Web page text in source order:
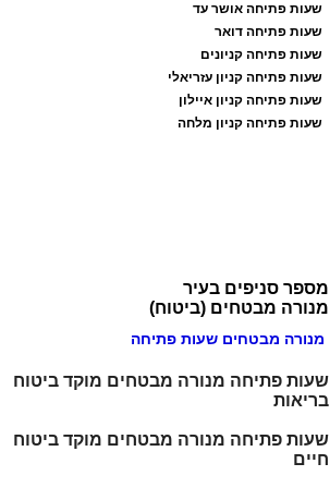
שעות פתיחה אושר עד
שעות פתיחה דואר
שעות פתיחה קניונים
שעות פתיחה קניון עזריאלי
שעות פתיחה קניון איילון
שעות פתיחה קניון מלחה
מספר סניפים בעיר
מנורה מבטחים (ביטוח)
מנורה מבטחים שעות פתיחה
שעות פתיחה מנורה מבטחים מוקד ביטוח
בריאות
שעות פתיחה מנורה מבטחים מוקד ביטוח
חיים